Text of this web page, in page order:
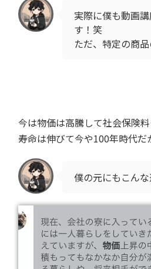
実際に僕も動画
す！笑
ただ、特定の商
今は物価は高騰して社会保険料
寿命は伸びて今や100年時代
僕の元にもこん